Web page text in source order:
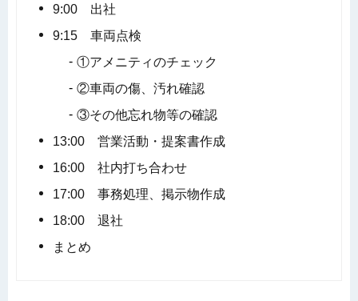
9:00 出社
9:15 車両点検
①アメニティのチェック
②車両の傷、汚れ確認
③その他忘れ物等の確認
13:00 営業活動・提案書作成
16:00 社内打ち合わせ
17:00 事務処理、掲示物作成
18:00 退社
まとめ